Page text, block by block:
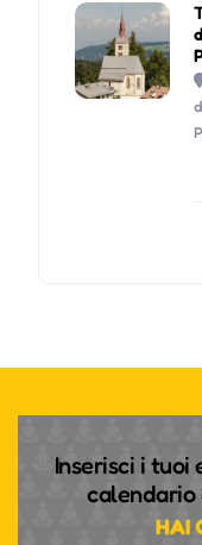
Inserisci i tuoi
calendario
HAI